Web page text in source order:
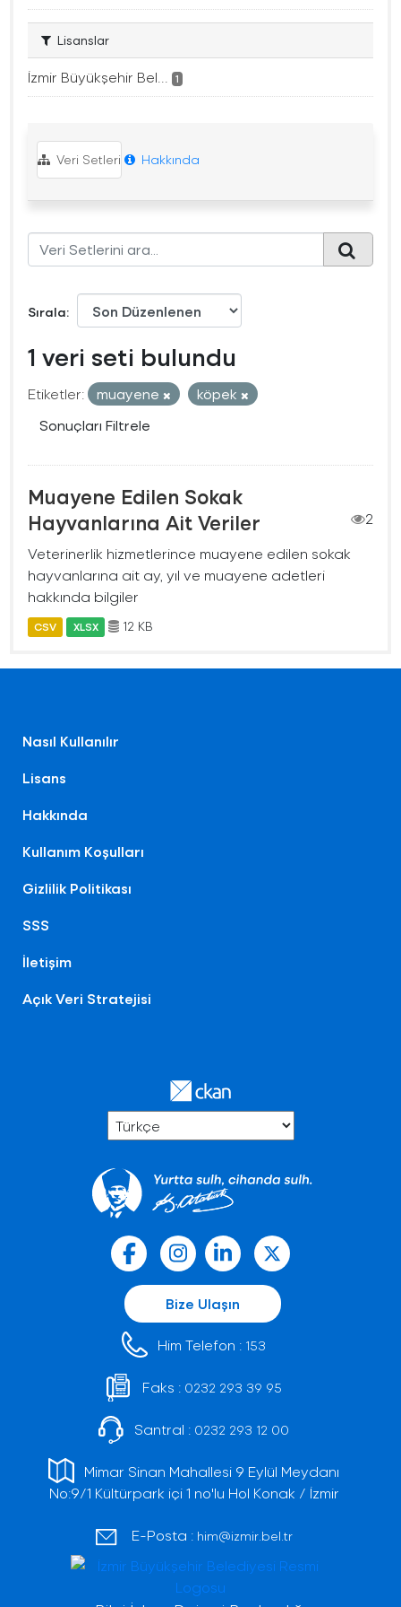
Lisanslar
İzmir Büyükşehir Bel... 1
Veri Setleri Hakkında
Sırala
1 veri seti bulundu
Etiketler: muayene
köpek
Sonuçları Filtrele
Muayene Edilen Sokak
Hayvanlarına Ait Veriler
2
Veterinerlik hizmetlerince muayene edilen sokak
hayvanlarına ait ay, yıl ve muayene adetleri
hakkında bilgiler
CSV XLSX 12 KB
Nasıl Kullanılır
Lisans
Hakkında
Kullanım Koşulları
Gizlilik Politikası
SSS
İletişim
Açık Veri Stratejisi
Bize Ulaşın
Him Telefon : 153
Faks : 0232 293 39 95
Santral : 0232 293 12 00
Mimar Sinan Mahallesi 9 Eylül Meydanı
No:9/1 Kültürpark içi 1 no'lu Hol Konak / İzmir
E-Posta : him@izmir.bel.tr